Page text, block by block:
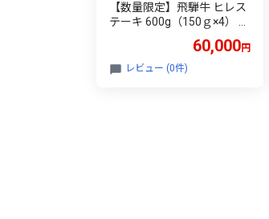
【数量限定】飛騨牛 ヒレス
テーキ 600g（150ｇ×4） 冷
凍真空パック | 肉 お肉 ステ
ーキ 黒毛和牛 和牛 数量限
定 人気 おすすめ 牛肉 ギフ
60,000円
レビュー (0件)